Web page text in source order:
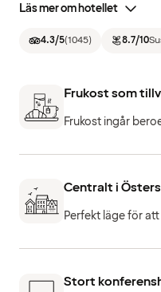
Läs mer om hotellet
4.3/5(1045) 8.7/10
Frukost som
Frukost ingår
Centralt i
Perfekt läge för
Stort